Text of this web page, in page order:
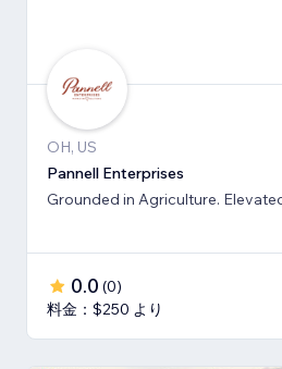
OH, US
Pannell Enterprises
Grounded in Agriculture.
0.0 (0)
料金：$250 より